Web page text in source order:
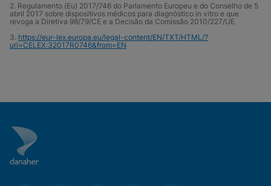
2. Regulamento (Eu) 2017/746 do Parlamento Europeu e do Conselho de 5
abril 2017 sobre dispositivos médicos para diagnóstico in vitro e que
revoga a Diretiva 98/79/CE e a Decisão da Comissão 2010/227/UE
3. https://eur-lex.europa.eu/legal-content/EN/TXT/HTML/?
uri=CELEX:32017R0746&from=EN